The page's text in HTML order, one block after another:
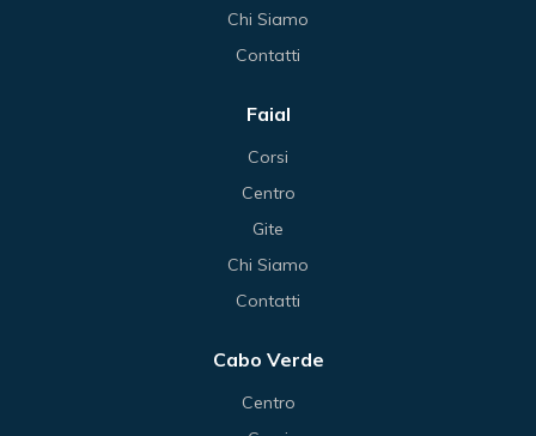
Chi Siamo
Contatti
Faial
Corsi
Centro
Gite
Chi Siamo
Contatti
Cabo Verde
Centro